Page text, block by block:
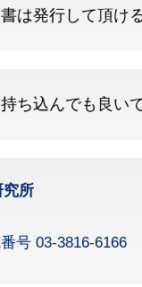
は発行して頂け
ち込んでも良い
究所
号 03-3816-6166